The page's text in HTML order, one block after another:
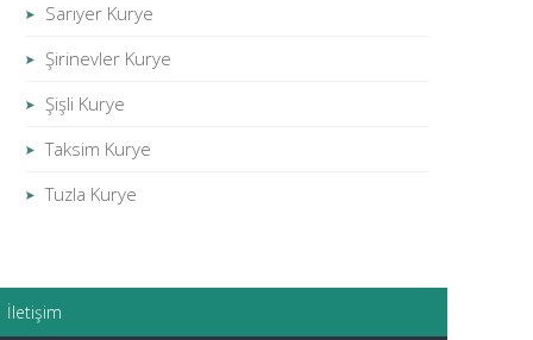
Sarıyer Kurye
Şirinevler Kurye
Şişli Kurye
Taksim Kurye
Tuzla Kurye
İletişim